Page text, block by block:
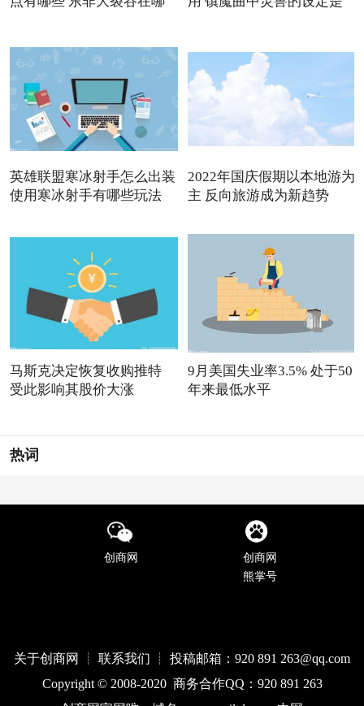
英雄联盟寒冰射手怎么出装
使用寒冰射手有哪些玩法
2022年国庆假期以本地游为
主 反向旅游成为新趋势
马斯克决定恢复收购推特
受此影响其股价大涨
9月美国失业率3.5% 处于50
年来最低水平
热词
创商网
创商网
熊掌号
关于创商网 ┊ 联系我们 ┊ 投稿邮箱：920 891 263@qq.com
Copyright © 2008-2020 商务合作QQ：920 891 263